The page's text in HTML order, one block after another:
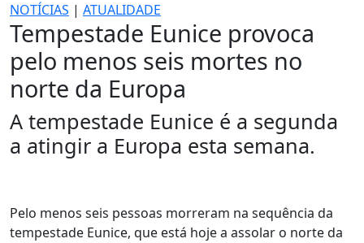
NOTÍCIAS | ATUALIDADE
Tempestade Eunice provoca
pelo menos seis mortes no
norte da Europa
A tempestade Eunice é a segunda
a atingir a Europa esta semana.
Pelo menos seis pessoas morreram na sequência da
tempestade Eunice, que está hoje a assolar o norte da